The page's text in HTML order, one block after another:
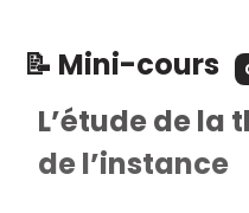
📝 Mini-cours
L’étude de la
de l’instance